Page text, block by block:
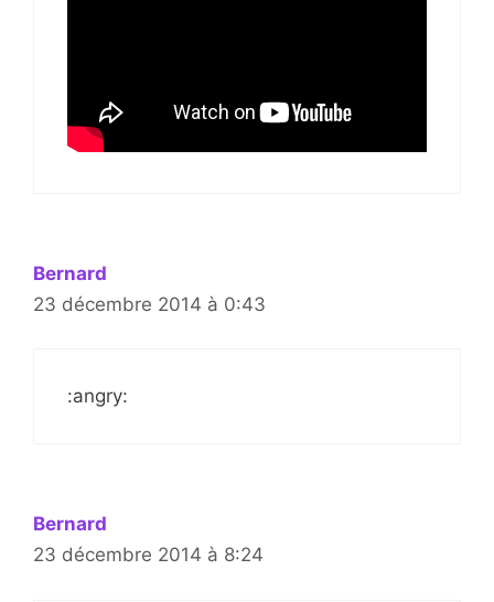
Bernard
23 décembre 2014 à 0:43
:angry:
Bernard
23 décembre 2014 à 8:24